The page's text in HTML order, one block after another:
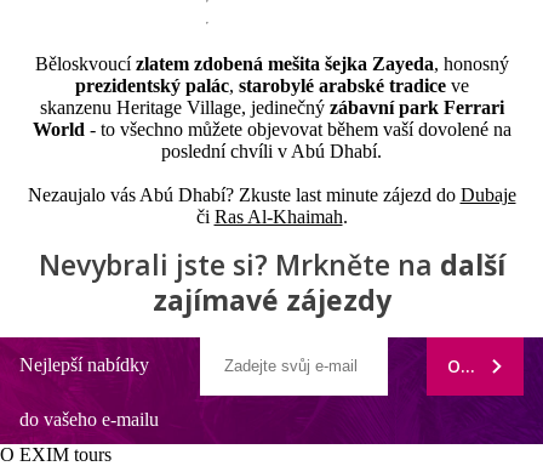
Běloskvoucízlatem zdobená mešita šejka Zayeda, honosný
prezidentský palác, starobylé arabské tradice ve
skanzenu Heritage Village, jedinečnýzábavní park Ferrari
World - to všechno můžete objevovat během vaší dovolené na
poslední chvíli v Abú Dhabí.
Nezaujalo vás Abú Dhabí? Zkuste last minute zájezd do Dubaje
či Ras Al-Khaimah.
Nevybrali jste si? Mrkněte na další
zajímavé zájezdy
Nejlepší nabídky
do vašeho e-mailu
ODEBÍRAT
O EXIM tours